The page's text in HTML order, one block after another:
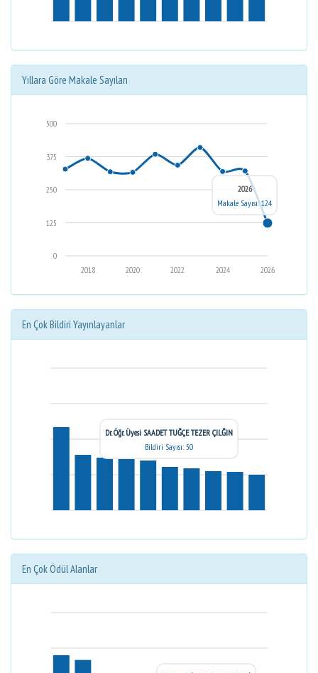
Yıllara Göre Makale Sayıları
0
125
250
375
500
2026
2024
2022
2020
2018
2026
Makale Sayısı: 124
En Çok Bildiri Yayınlayanlar
Dr. Öğr. Üyesi SAADET TUĞÇE TEZER ÇILĞIN
Bildiri Sayısı: 50
En Çok Ödül Alanlar